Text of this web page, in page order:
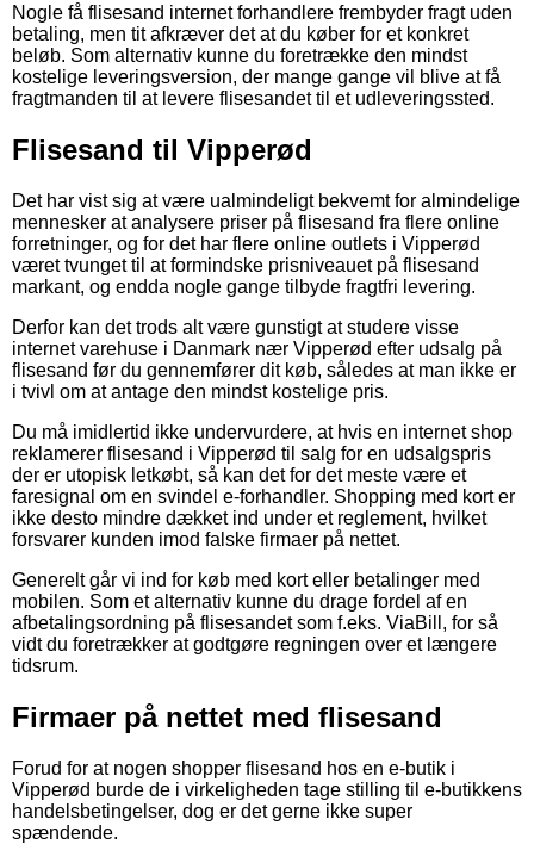
Nogle få flisesand internet forhandlere frembyder fragt uden
betaling, men tit afkræver det at du køber for et konkret
beløb. Som alternativ kunne du foretrække den mindst
kostelige leveringsversion, der mange gange vil blive at få
fragtmanden til at levere flisesandet til et udleveringssted.
Flisesand til Vipperød
Det har vist sig at være ualmindeligt bekvemt for almindelige
mennesker at analysere priser på flisesand fra flere online
forretninger, og for det har flere online outlets i Vipperød
været tvunget til at formindske prisniveauet på flisesand
markant, og endda nogle gange tilbyde fragtfri levering.
Derfor kan det trods alt være gunstigt at studere visse
internet varehuse i Danmark nær Vipperød efter udsalg på
flisesand før du gennemfører dit køb, således at man ikke er
i tvivl om at antage den mindst kostelige pris.
Du må imidlertid ikke undervurdere, at hvis en internet shop
reklamerer flisesand i Vipperød til salg for en udsalgspris
der er utopisk letkøbt, så kan det for det meste være et
faresignal om en svindel e-forhandler. Shopping med kort er
ikke desto mindre dækket ind under et reglement, hvilket
forsvarer kunden imod falske firmaer på nettet.
Generelt går vi ind for køb med kort eller betalinger med
mobilen. Som et alternativ kunne du drage fordel af en
afbetalingsordning på flisesandet som f.eks. ViaBill, for så
vidt du foretrækker at godtgøre regningen over et længere
tidsrum.
Firmaer på nettet med flisesand
Forud for at nogen shopper flisesand hos en e-butik i
Vipperød burde de i virkeligheden tage stilling til e-butikkens
handelsbetingelser, dog er det gerne ikke super
spændende.